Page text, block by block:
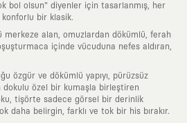
bol olsun" diyenler için tasarlanmış, her
bir klasik.
merkeze alan, omuzlardan dökümlü, ferah
içinde vücuduna nefes aldıran,
özgür ve dökümlü yapıyı, pürüzsüz
dokulu özel bir kumaşla birleştiren
tişörte sadece görsel bir derinlik
daha belirgin, farklı ve tok bir his bırakır.